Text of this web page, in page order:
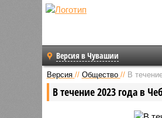
Версия в Чувашии
Версия // Общество // В
В течение 2023 года в